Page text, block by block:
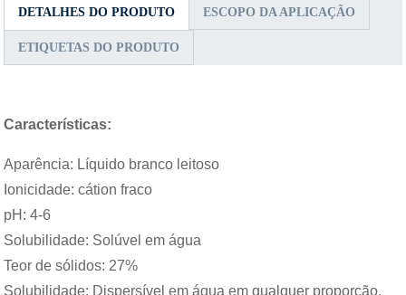
DETALHES DO PRODUTO ESCOPO DA APLICAÇÃO
ETIQUETAS DO PRODUTO
Características:
Aparência: Líquido branco leitoso
Ionicidade: cátion fraco
pH: 4-6
Solubilidade: Solúvel em água
Teor de sólidos: 27%
Solubilidade: Dispersível em água em qualquer proporção.